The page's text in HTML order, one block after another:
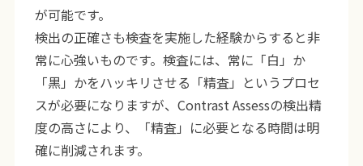
が可能です。
検出の正確さも検査を実施した経験からすると非
常に心強いものです。検査には、常に「白」か
「黒」かをハッキリさせる「精査」というプロセ
スが必要になりますが、Contrast Assessの検出精
度の高さにより、「精査」に必要となる時間は明
確に削減されます。